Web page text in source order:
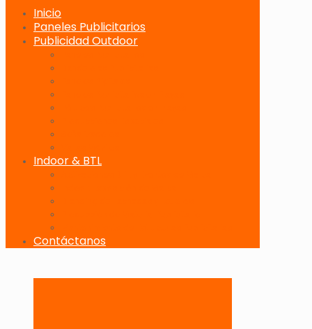
Inicio
Paneles Publicitarios
Publicidad Outdoor
Indoor & BTL
Contáctanos